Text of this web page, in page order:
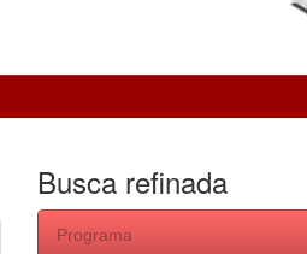
Busca refinada
Programa